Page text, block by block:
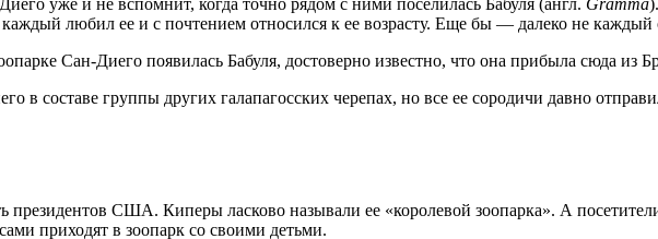
любил ее и с почтением относился к ее возрасту. Еще бы — далеко не каждый
Сан-Диего появилась Бабуля, достоверно известно, что она прибыла сюда из
в составе группы других галапагосских черепах, но все ее сородичи давно
президентов США. Киперы ласково называли ее «королевой зоопарка». А
приходят в зоопарк со своими детьми.